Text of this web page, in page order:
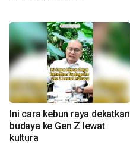
Ini cara kebun raya dekatkan
budaya ke Gen Z lewat
kultura